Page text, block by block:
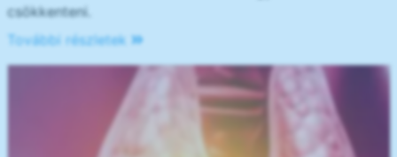
csökkenteni.
További részletek